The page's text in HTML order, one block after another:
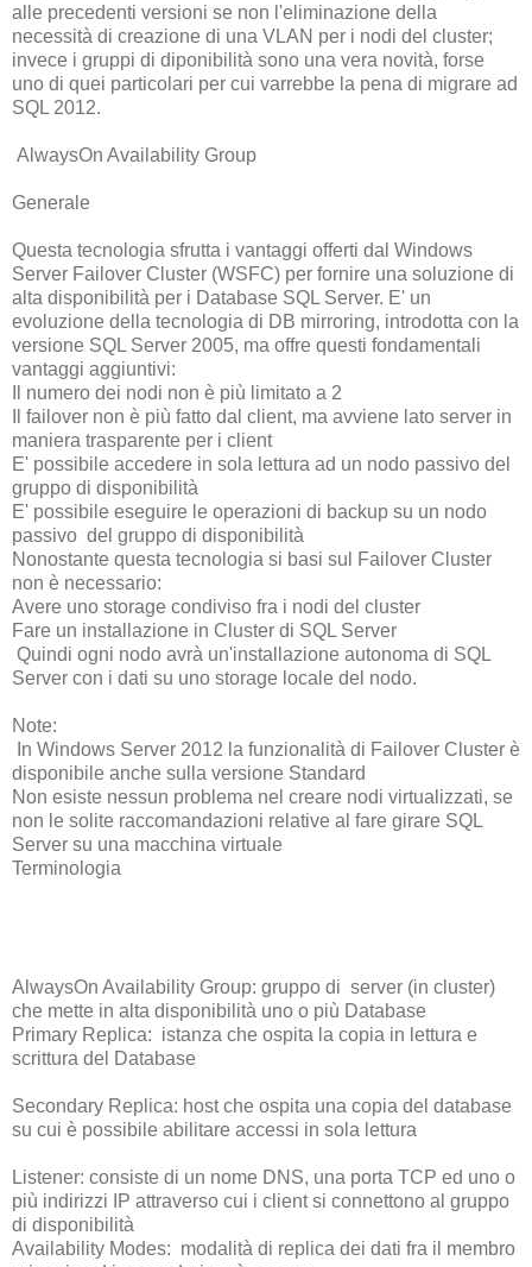
alle precedenti versioni se non l'eliminazione della
necessità di creazione di una VLAN per i nodi del cluster;
invece i gruppi di diponibilità sono una vera novità, forse
uno di quei particolari per cui varrebbe la pena di migrare ad
SQL 2012.
AlwaysOn Availability Group
Generale
Questa tecnologia sfrutta i vantaggi offerti dal Windows
Server Failover Cluster (WSFC) per fornire una soluzione di
alta disponibilità per i Database SQL Server. E' un
evoluzione della tecnologia di DB mirroring, introdotta con la
versione SQL Server 2005, ma offre questi fondamentali
vantaggi aggiuntivi:
Il numero dei nodi non è più limitato a 2
Il failover non è più fatto dal client, ma avviene lato server in
maniera trasparente per i client
E' possibile accedere in sola lettura ad un nodo passivo del
gruppo di disponibilità
E' possibile eseguire le operazioni di backup su un nodo
passivo del gruppo di disponibilità
Nonostante questa tecnologia si basi sul Failover Cluster
non è necessario:
Avere uno storage condiviso fra i nodi del cluster
Fare un installazione in Cluster di SQL Server
Quindi ogni nodo avrà un'installazione autonoma di SQL
Server con i dati su uno storage locale del nodo.
Note:
In Windows Server 2012 la funzionalità di Failover Cluster è
disponibile anche sulla versione Standard
Non esiste nessun problema nel creare nodi virtualizzati, se
non le solite raccomandazioni relative al fare girare SQL
Server su una macchina virtuale
Terminologia
AlwaysOn Availability Group: gruppo di server (in cluster)
che mette in alta disponibilità uno o più Database
Primary Replica: istanza che ospita la copia in lettura e
scrittura del Database
Secondary Replica: host che ospita una copia del database
su cui è possibile abilitare accessi in sola lettura
Listener: consiste di un nome DNS, una porta TCP ed uno o
più indirizzi IP attraverso cui i client si connettono al gruppo
di disponibilità
Availability Modes: modalità di replica dei dati fra il membro